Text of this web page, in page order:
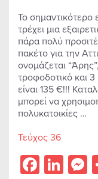
Το σημαντικότερο
τρέχει μια
πάρα πολύ
πακέτο για την
ονομάζεται
τροφοδοτικό και
είναι 135 €!!!
μπορεί να
πολυκατοικίες …
Τεύχος 36